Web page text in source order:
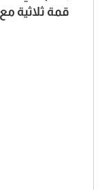
قمة ثلاثية